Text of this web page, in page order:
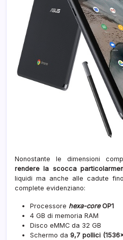
Nonostante le dimensioni
rendere la scocca
liquidi ma anche alle cadute
complete evidenziano:
Processore hexa-coreOP1
4 GB di memoria RAM
Disco eMMC da 32 GB
Schermo da 9,7 pollici